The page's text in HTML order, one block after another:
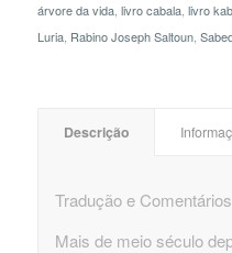
árvore da vida, livro cabala, livro
Luria, Rabino Joseph Saltoun,
Descrição
Tradução e
Mais de meio século